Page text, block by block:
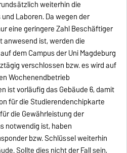
weiterhin die
Laboren. Da wegen der
eine geringere Zahl Beschäftiger
ist, werden die
dem Campus der Uni Magdeburg
verschlossen bzw. es wird auf
Wochenendbetrieb
ist vorläufig das Gebäude 6, damit
für die Studierendenchipkarte
die Gewährleistung der
notwendig ist, haben
bzw. Schlüssel weiterhin
Sollte dies nicht der Fall sein,